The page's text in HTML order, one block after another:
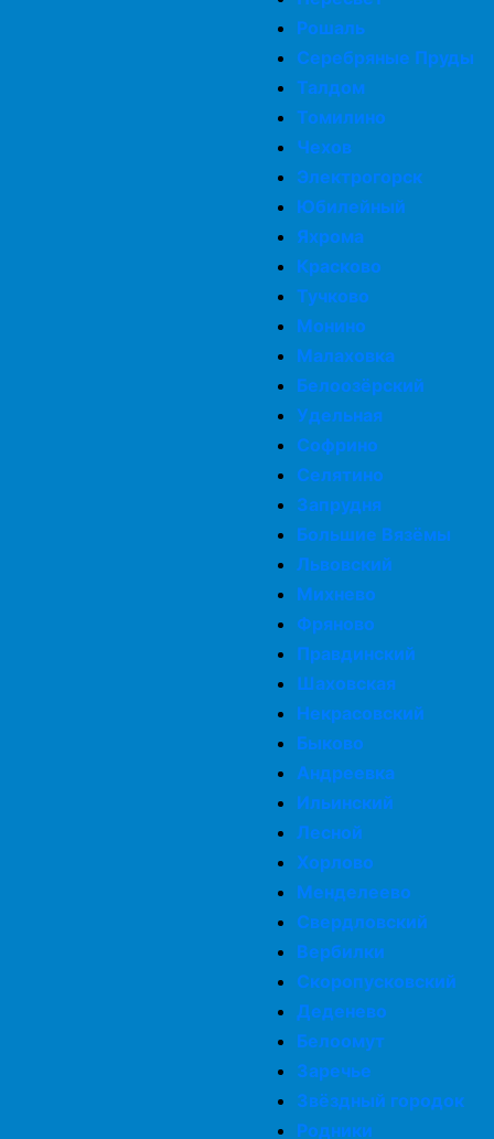
Рошаль
Серебряные Пруды
Талдом
Томилино
Чехов
Электрогорск
Юбилейный
Яхрома
Красково
Тучково
Монино
Малаховка
Белоозёрский
Удельная
Софрино
Селятино
Запрудня
Большие Вязёмы
Львовский
Михнево
Фряново
Правдинский
Шаховская
Некрасовский
Быково
Андреевка
Ильинский
Лесной
Хорлово
Менделеево
Свердловский
Вербилки
Скоропусковский
Деденево
Белоомут
Заречье
Звёздный городок
Родники